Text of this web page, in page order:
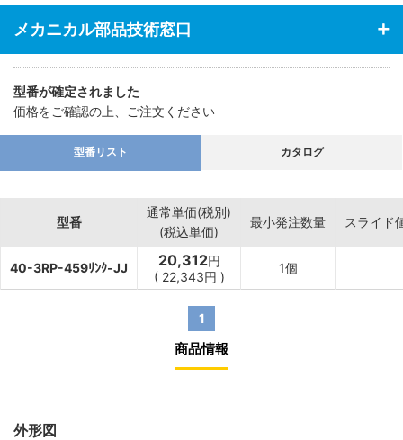
メカニカル部品技術窓口
型番が確定されました
価格をご確認の上、ご注文ください
型番リスト カタログ
型番
通常単価(税別)
(税込単価)
最小発注数量 スライド
40-3RP-459ﾘﾝｸ-JJ 20,312円
( 22,343円 )
1個
1
商品情報
外形図